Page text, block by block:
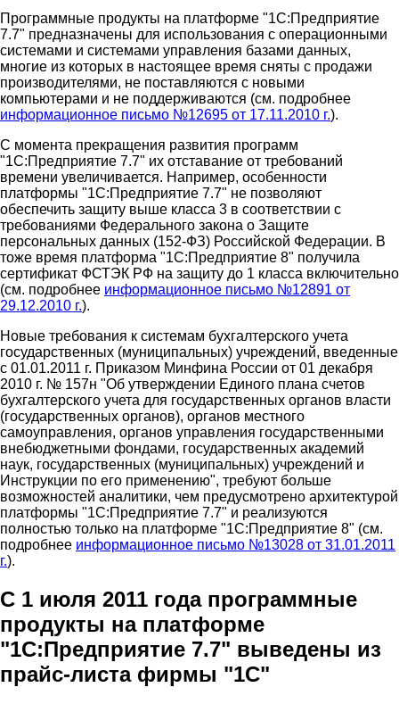
Программные продукты на платформе "1С:Предприятие
7.7" предназначены для использования с операционными
системами и системами управления базами данных,
многие из которых в настоящее время сняты с продажи
производителями, не поставляются с новыми
компьютерами и не поддерживаются (см. подробнее
информационное письмо №12695 от 17.11.2010 г.).
С момента прекращения развития программ
"1С:Предприятие 7.7" их отставание от требований
времени увеличивается. Например, особенности
платформы "1С:Предприятие 7.7" не позволяют
обеспечить защиту выше класса 3 в соответствии с
требованиями Федерального закона о Защите
персональных данных (152-ФЗ) Российской Федерации. В
тоже время платформа "1С:Предприятие 8" получила
сертификат ФСТЭК РФ на защиту до 1 класса включительно
(см. подробнее информационное письмо №12891 от
29.12.2010 г.).
Новые требования к системам бухгалтерского учета
государственных (муниципальных) учреждений, введенные
с 01.01.2011 г. Приказом Минфина России от 01 декабря
2010 г. № 157н "Об утверждении Единого плана счетов
бухгалтерского учета для государственных органов власти
(государственных органов), органов местного
самоуправления, органов управления государственными
внебюджетными фондами, государственных академий
наук, государственных (муниципальных) учреждений и
Инструкции по его применению", требуют больше
возможностей аналитики, чем предусмотрено архитектурой
платформы "1С:Предприятие 7.7" и реализуются
полностью только на платформе "1С:Предприятие 8" (см.
подробнее информационное письмо №13028 от 31.01.2011
г.).
С 1 июля 2011 года программные
продукты на платформе
"1С:Предприятие 7.7" выведены из
прайс-листа фирмы "1С"